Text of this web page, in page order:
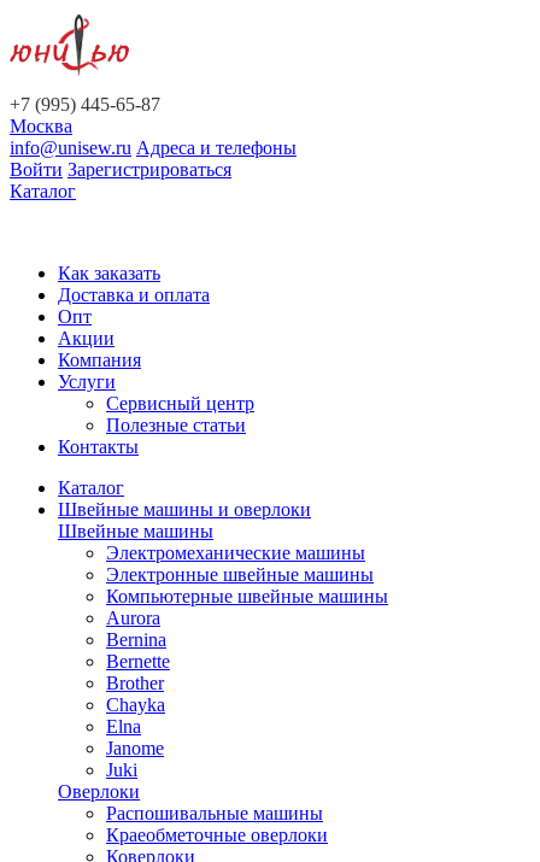
+7 (995) 445-65-87
Москва
info@unisew.ru Адреса и телефоны
Войти Зарегистрироваться
Каталог
Как заказать
Доставка и оплата
Опт
Акции
Компания
Услуги
Сервисный центр
Полезные статьи
Контакты
Каталог
Швейные машины и оверлоки
Швейные машины
Электромеханические машины
Электронные швейные машины
Компьютерные швейные машины
Aurora
Bernina
Bernette
Brother
Chayka
Elna
Janome
Juki
Оверлоки
Распошивальные машины
Краеобметочные оверлоки
Коверлоки